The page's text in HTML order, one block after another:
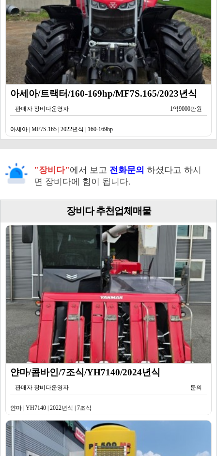
아세아/트랙터/160-169hp/MF7S.165/2023년식
판매자 장비다운영자 1억9000만원
아세아 | MF7S.165 | 2022년식 | 160-169hp
"장비다"에서 보고 전화문의 하셨다고 하시
면 장비다에 힘이 됩니다.
장비다 추천업체매물
얀마/콤바인/7조식/YH7140/2024년식
판매자 장비다운영자 문의
얀마 | YH7140 | 2022년식 | 7조식